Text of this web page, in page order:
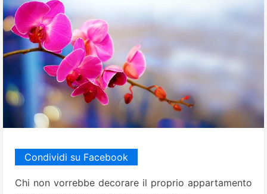
Condividi su Facebook
Chi non vorrebbe decorare il proprio appartamento